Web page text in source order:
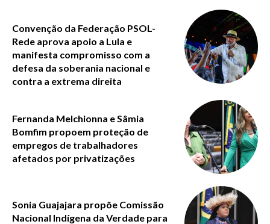
Convenção da Federação PSOL-
Rede aprova apoio a Lula e
manifesta compromisso com a
defesa da soberania nacional e
contra a extrema direita
Fernanda Melchionna e Sâmia
Bomfim propoem proteção de
empregos de trabalhadores
afetados por privatizações
Sonia Guajajara propõe Comissão
Nacional Indígena da Verdade para